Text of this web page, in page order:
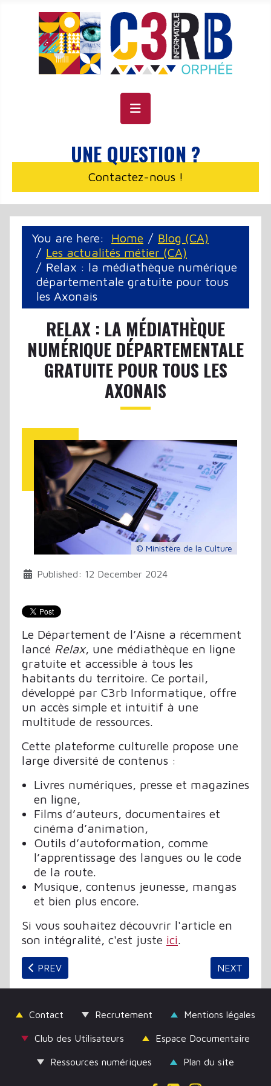
UNE QUESTION ?
Contactez-nous !
You are here: Home
Blog (CA)
Les actualités métier (CA)
Relax : la médiathèque numérique
départementale gratuite pour tous
les Axonais
RELAX : LA MÉDIATHÈQUE
NUMÉRIQUE DÉPARTEMENTALE
GRATUITE POUR TOUS LES
AXONAIS
© Ministère de la Culture
Published: 12 December 2024
Le Département de l’Aisne a récemment
lancé Relax, une médiathèque en ligne
gratuite et accessible à tous les
habitants du territoire. Ce portail,
développé par C3rb Informatique, offre
un accès simple et intuitif à une
multitude de ressources.
Cette plateforme culturelle propose une
large diversité de contenus :
Livres numériques, presse et magazines
en ligne,
Films d’auteurs, documentaires et
cinéma d’animation,
Outils d’autoformation, comme
l’apprentissage des langues ou le code
de la route.
Musique, contenus jeunesse, mangas
et bien plus encore.
Si vous souhaitez découvrir l'article en
son intégralité, c'est juste ici.
PREVIOUS ARTICLE: COMMENT AMÉLIORER
PREV NEXT
NEXT
Contact Recrutement Mentions légales
Club des Utilisateurs Espace Documentaire
Ressources numériques Plan du site